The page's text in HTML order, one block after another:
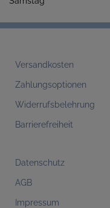
Versandkosten
Zahlungsoptionen
Widerrufsbelehrung
Barrierefreiheit
Datenschutz
AGB
Impressum